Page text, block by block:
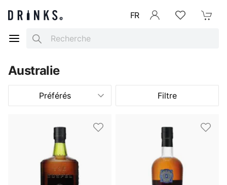
FR
Search
Australie
Préférés Filtre